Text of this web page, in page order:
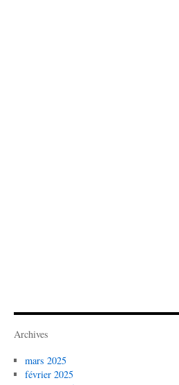
Archives
mars 2025
février 2025